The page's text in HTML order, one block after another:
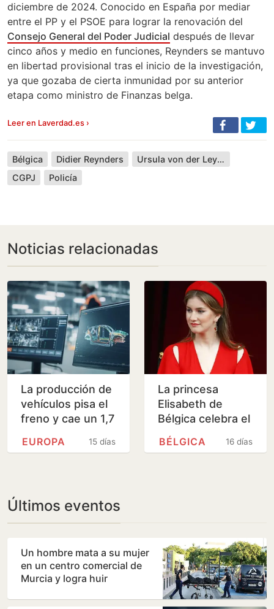
diciembre de 2024. Conocido en España por mediar
entre el PP y el PSOE para lograr la renovación del
Consejo General del Poder Judicial después de llevar
cinco años y medio en funciones, Reynders se mantuvo
en libertad provisional tras el inicio de la investigación,
ya que gozaba de cierta inmunidad por su anterior
etapa como ministro de Finanzas belga.
Leer en Laverdad.es ›
Bélgica Didier Reynders
Ursula von der Leyen
CGPJ
Policía
Noticias relacionadas
La producción de
vehículos pisa el
freno y cae un 1,7
15 días
EUROPA
La princesa
Elisabeth de
Bélgica celebra el
día nacional del
país en la cumbre
16 días
BÉLGICA
Últimos eventos
Un hombre mata a su mujer
en un centro comercial de
Murcia y logra huir